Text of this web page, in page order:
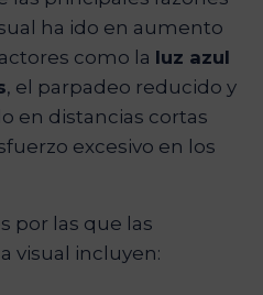
ha ido en aumento
como la luz azul
, el parpadeo reducido y
en distancias cortas
excesivo en los
por las que las
visual incluyen: